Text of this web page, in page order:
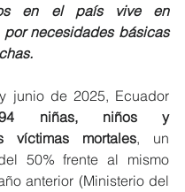
en el país vive en
por necesidades básicas
junio de 2025, Ecuador
niñas, niños y
víctimas mortales, un
50% frente al mismo
anterior (Ministerio del